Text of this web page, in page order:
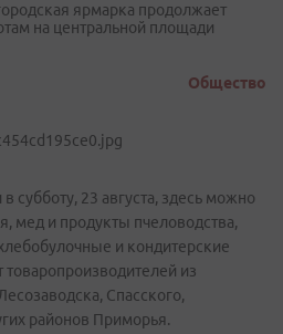
ярмарка продолжает
на центральной площади
Общество
в субботу, 23 августа, здесь можно
мед и продукты пчеловодства,
и кондитерские
из
Спасского,
районов Приморья.